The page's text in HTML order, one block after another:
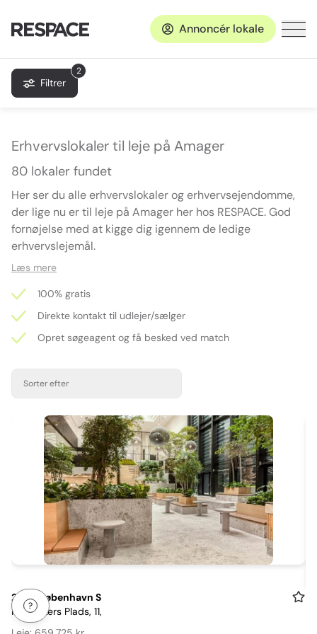
Annoncér lokale
2
Filtrer
Erhvervslokaler til leje på Amager
80 lokaler fundet
Her ser du alle erhvervslokaler og erhvervsejendomme,
der lige nu er til leje på Amager her hos RESPACE. God
fornøjelse med at kigge dig igennem de ledige
erhvervslejemål.
Læs mere
100% gratis
Direkte kontakt til udlejer/sælger
Opret søgeagent og få besked ved match
Sorter efter
Item
1
2300 København S
Kay Fiskers Plads, 11,